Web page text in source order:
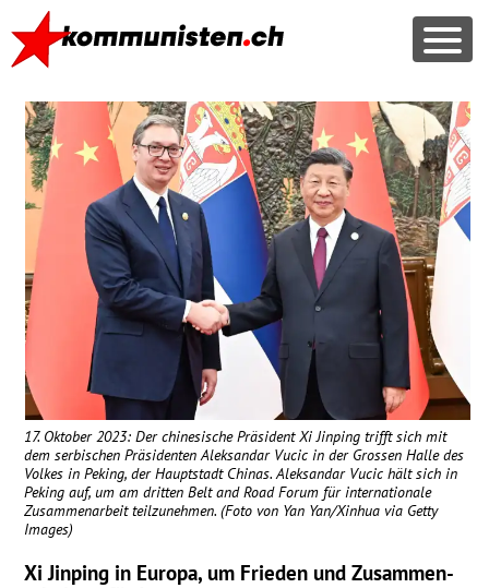
17. Oktober 2023: Der chinesische Präsident Xi Jinping trifft sich mit
dem serbischen Präsidenten Aleksandar Vucic in der Grossen Halle des
Volkes in Peking, der Hauptstadt Chinas. Aleksandar Vucic hält sich in
Peking auf, um am dritten Belt and Road Forum für internationale
Zusammenarbeit teilzunehmen. (Foto von Yan Yan/Xinhua via Getty
Images)
Xi Jinping in Europa, um Frieden und Zusammen­